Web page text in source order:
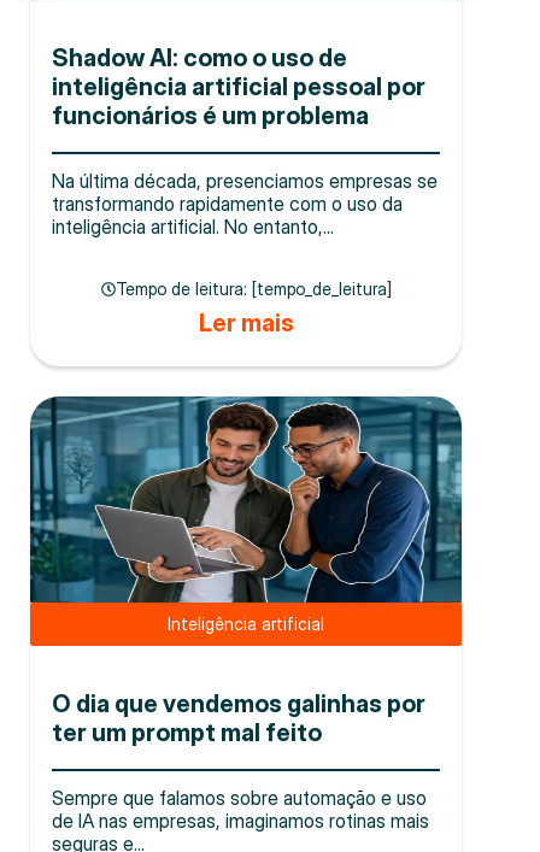
Shadow AI: como o uso de
inteligência artificial pessoal por
funcionários é um problema
Na última década, presenciamos empresas se
transformando rapidamente com o uso da
inteligência artificial. No entanto,...
Tempo de leitura: [tempo_de_leitura]
Ler mais
Inteligência artificial
O dia que vendemos galinhas por
ter um prompt mal feito
Sempre que falamos sobre automação e uso
de IA nas empresas, imaginamos rotinas mais
seguras e...